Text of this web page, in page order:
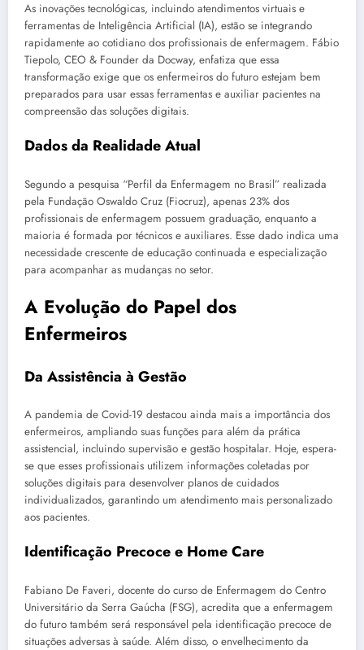
As inovações tecnológicas, incluindo atendimentos virtuais e
ferramentas de Inteligência Artificial (IA), estão se integrando
rapidamente ao cotidiano dos profissionais de enfermagem. Fábio
Tiepolo, CEO & Founder da Docway, enfatiza que essa
transformação exige que os enfermeiros do futuro estejam bem
preparados para usar essas ferramentas e auxiliar pacientes na
compreensão das soluções digitais.
Dados da Realidade Atual
Segundo a pesquisa “Perfil da Enfermagem no Brasil” realizada
pela Fundação Oswaldo Cruz (Fiocruz), apenas 23% dos
profissionais de enfermagem possuem graduação, enquanto a
maioria é formada por técnicos e auxiliares. Esse dado indica uma
necessidade crescente de educação continuada e especialização
para acompanhar as mudanças no setor.
A Evolução do Papel dos
Enfermeiros
Da Assistência à Gestão
A pandemia de Covid-19 destacou ainda mais a importância dos
enfermeiros, ampliando suas funções para além da prática
assistencial, incluindo supervisão e gestão hospitalar. Hoje, espera-
se que esses profissionais utilizem informações coletadas por
soluções digitais para desenvolver planos de cuidados
individualizados, garantindo um atendimento mais personalizado
aos pacientes.
Identificação Precoce e Home Care
Fabiano De Faveri, docente do curso de Enfermagem do Centro
Universitário da Serra Gaúcha (FSG), acredita que a enfermagem
do futuro também será responsável pela identificação precoce de
situações adversas à saúde. Além disso, o envelhecimento da